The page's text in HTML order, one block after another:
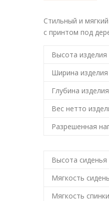
Стильный и
с принтом под
Высота изделия
Ширина изделия
Глубина
Вес нетто
Разрешенная
Высота сиденья
Мягкость
Мягкость спинки